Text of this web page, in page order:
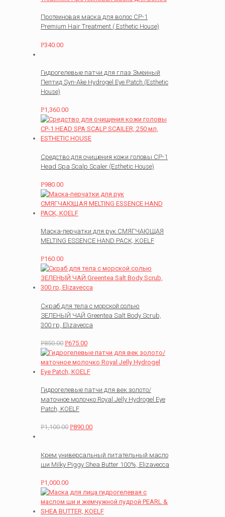
Протеиновая маска для волос СР-1
Premium Hair Treatment ( Esthetic House)
Р340.00
Гидрогелевые патчи для глаз Змеиный
Пептид Syn-Ake Hydrogel Eye Patch (Esthetic
House)
Р1,360.00
Средство для очищения кожи головы CP-1
Head Spa Scalp Scaler (Esthetic House)
Р980.00
Маска-перчатки для рук СМЯГЧАЮЩАЯ
MELTING ESSENCE HAND PACK, KOELF
Р160.00
Скраб для тела с морской солью
ЗЕЛЕНЫЙ ЧАЙ Greentea Salt Body Scrub,
300 гр, Elizavecca
Р850.00 Р675.00
Гидрогелевые патчи для век золото/
маточное молочко Royal Jelly Hydrogel Eye
Patch, KOELF
Р1,100.00 Р890.00
Крем универсальный питательный масло
ши Milky Piggy Shea Butter 100%, Elizavecca
Р1,000.00